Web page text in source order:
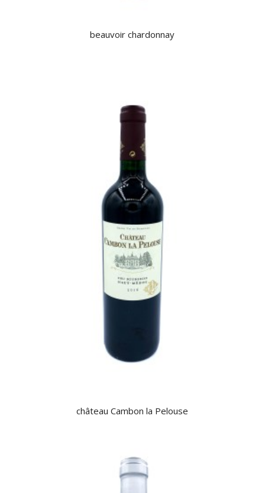
beauvoir chardonnay
château Cambon la Pelouse